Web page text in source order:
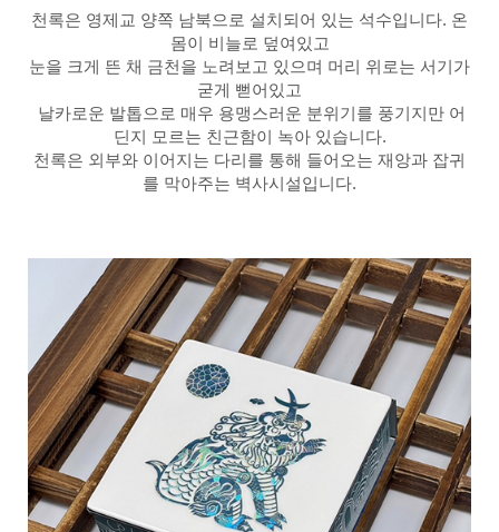
천록은 영제교 양쪽 남북으로 설치되어 있는 석수입니다. 온
몸이 비늘로 덮여있고
눈을 크게 뜬 채 금천을 노려보고 있으며 머리 위로는 서기가
굳게 뻗어있고
날카로운 발톱으로 매우 용맹스러운 분위기를 풍기지만 어
딘지 모르는 친근함이 녹아 있습니다.
천록은 외부와 이어지는 다리를 통해 들어오는 재앙과 잡귀
를 막아주는 벽사시설입니다.